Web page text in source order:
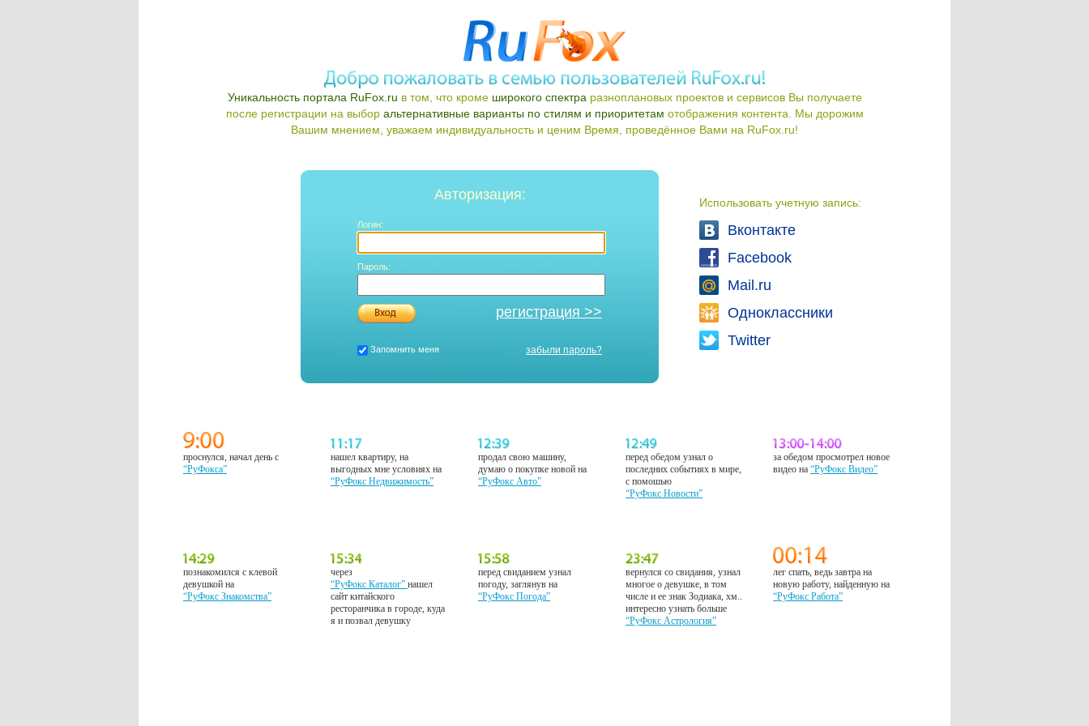
Уникальность портала RuFox.ru в том, что кроме широкого спектра разноплановых проектов и сервисов Вы получаете
после регистрации на выбор альтернативные варианты по стилям и приоритетам отображения контента. Мы дорожим
Вашим мнением, уважаем индивидуальность и ценим Время, проведённое Вами на RuFox.ru!
Использовать учетную запись:
Вконтакте
Facebook
Mail.ru
Одноклассники
Twitter
Авторизация:
Логин:
Пароль:
регистрация >>
Запомнить меня забыли пароль?
проснулся, начал день с
“РуФокса”
нашел квартиру, на
выгодных мне условиях на
“РуФокс Недвижимость”
продал свою машину,
думаю о покупке новой на
“РуФокс Авто”
перед обедом узнал о
последних событиях в мире,
с помошью
“РуФокс Новости”
за обедом просмотрел новое
видео на“РуФокс Видео”
познакомился с клевой
девушкой на
“РуФокс Знакомства”
через
“РуФокс Каталог”нашел
сайт китайского
ресторанчика в городе, куда
я и позвал девушку
перед свиданием узнал
погоду, заглянув на
“РуФокс Погода”
вернулся со свидания, узнал
многое о девушке, в том
числе и ее знак Зодиака, хм..
интересно узнать больше
“РуФокс Астрология”
лег спать, ведь завтра на
новую работу, найденную на
“РуФокс Работа”